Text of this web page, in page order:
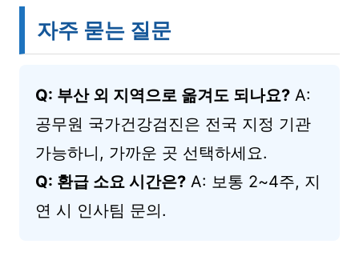
자주 묻는 질문
Q: 부산 외 지역으로 옮겨도 되나요? A:
공무원 국가건강검진은 전국 지정 기관
가능하니, 가까운 곳 선택하세요.
Q: 환급 소요 시간은? A: 보통 2~4주, 지
연 시 인사팀 문의.